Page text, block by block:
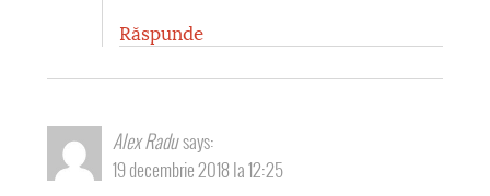
Răspunde
Alex Radusays:
19 decembrie 2018 la 12:25